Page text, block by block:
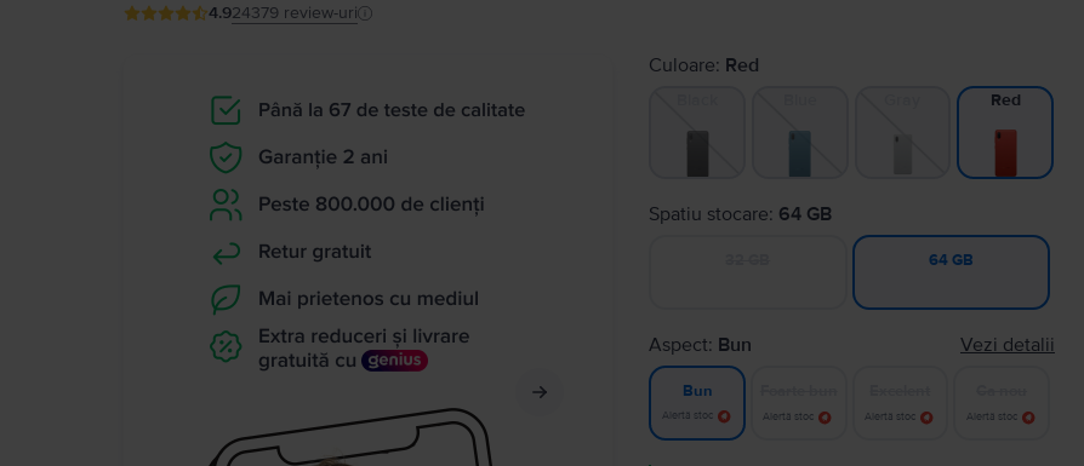
4.924379 review-uri
Culoare: Red
Red
Spatiu stocare: 64 GB
64 GB
Aspect: Bun Vezi detalii
Bun
Alertă stoc Alertă stoc Alertă stoc Alertă stoc